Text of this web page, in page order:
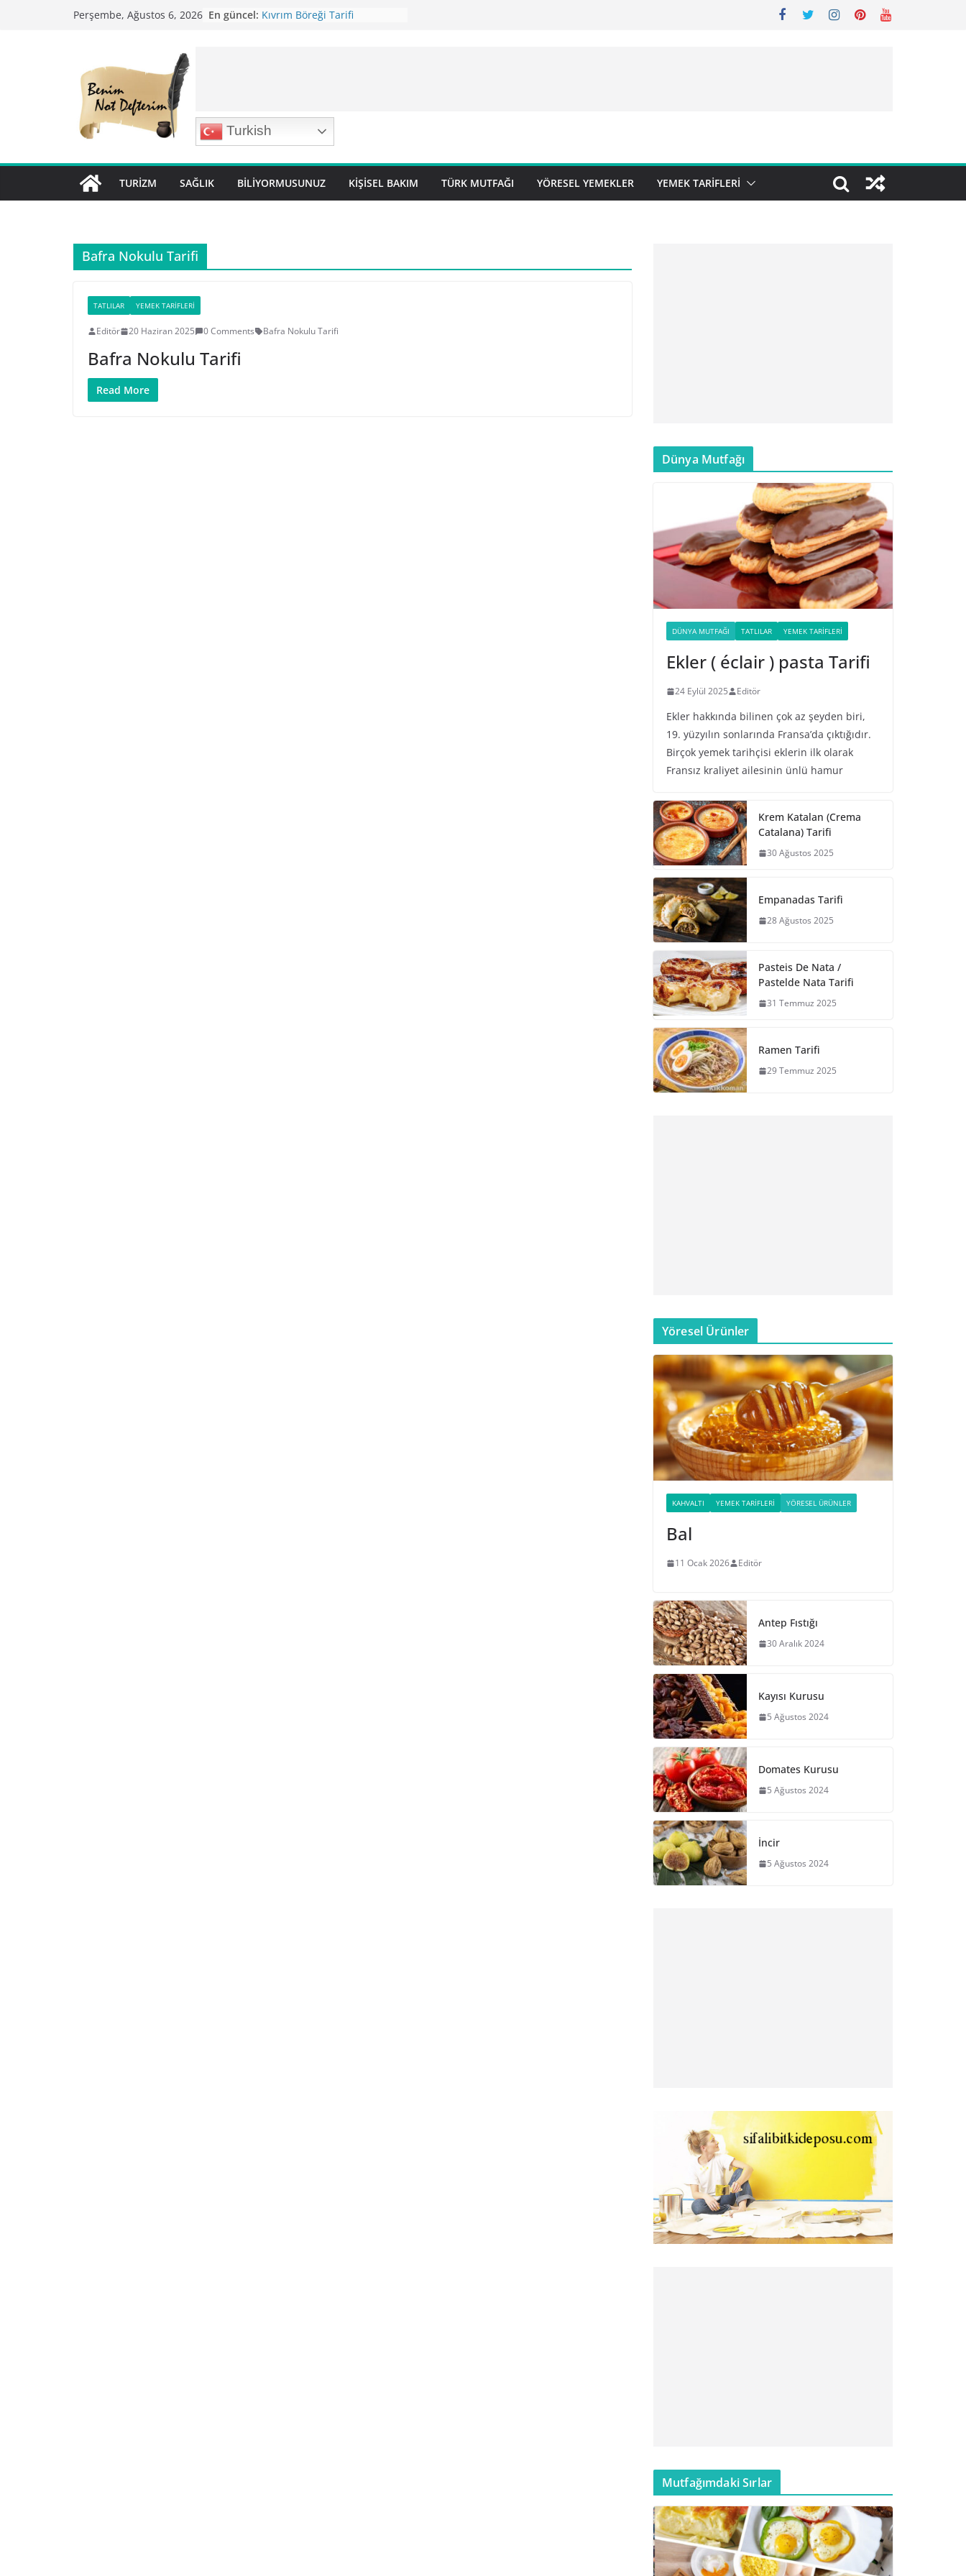
Perşembe, Ağustos 6, 2026 En güncel: Kıvrım Böreği Tarifi
Turkish
TURIZM SAĞLIK BILIYORMUSUNUZ KIŞISEL BAKIM TÜRK MUTFAĞI YÖRESEL YEMEKLER YEMEK TARIFLERI
Bafra Nokulu Tarifi
TATLILAR YEMEK TARIFLERI
Editör 20 Haziran 2025 0 Comments Bafra Nokulu Tarifi
Bafra Nokulu Tarifi
Read More
Dünya Mutfağı
DÜNYA MUTFAĞI TATLILAR YEMEK TARIFLERI
Ekler ( éclair ) pasta Tarifi
24 Eylül 2025 Editör
Ekler hakkında bilinen çok az şeyden biri,
19. yüzyılın sonlarında Fransa’da çıktığıdır.
Birçok yemek tarihçisi eklerin ilk olarak
Fransız kraliyet ailesinin ünlü hamur
Krem Katalan (Crema
Catalana) Tarifi
30 Ağustos 2025
Empanadas Tarifi
28 Ağustos 2025
Pasteis De Nata /
Pastelde Nata Tarifi
31 Temmuz 2025
Ramen Tarifi
29 Temmuz 2025
Yöresel Ürünler
KAHVALTI YEMEK TARIFLERI YÖRESEL ÜRÜNLER
Bal
11 Ocak 2026 Editör
Antep Fıstığı
30 Aralık 2024
Kayısı Kurusu
5 Ağustos 2024
Domates Kurusu
5 Ağustos 2024
İncir
5 Ağustos 2024
Mutfağımdaki Sırlar